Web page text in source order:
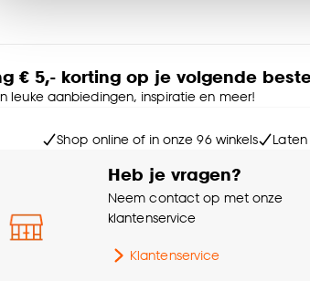
€ 5,- korting op je volgende
leuke aanbiedingen, inspiratie en meer!
Shop online of in onze 96 winkels
Heb je vragen?
Neem contact op met onze
klantenservice
Klantenservice